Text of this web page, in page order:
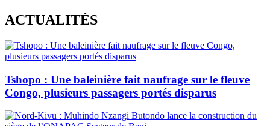
Skip
to
content
ACTUALITÉS
Tshopo : Une baleinière fait naufrage sur le fleuve
Congo, plusieurs passagers portés disparus